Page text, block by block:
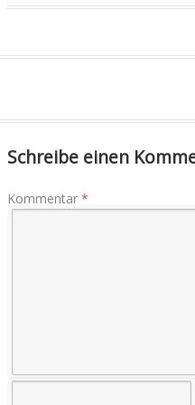
Schreibe einen
Kommentar *